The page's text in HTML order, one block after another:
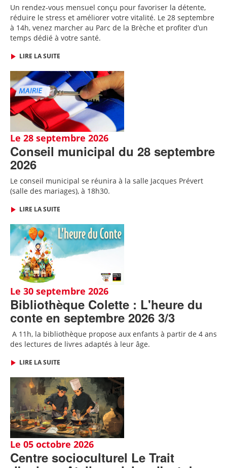
Un rendez-vous mensuel conçu pour favoriser la détente,
réduire le stress et améliorer votre vitalité. Le 28 septembre
à 14h, venez marcher au Parc de la Brèche et profiter d’un
temps dédié à votre santé.
LIRE LA SUITE
Le 28 septembre 2026
Conseil municipal du 28 septembre
2026
Le conseil municipal se réunira à la salle Jacques Prévert
(salle des mariages), à 18h30.
LIRE LA SUITE
Le 30 septembre 2026
Bibliothèque Colette : L'heure du
conte en septembre 2026 3/3
A 11h, la bibliothèque propose aux enfants à partir de 4 ans
des lectures de livres adaptés à leur âge.
LIRE LA SUITE
Le 05 octobre 2026
Centre socioculturel Le Trait